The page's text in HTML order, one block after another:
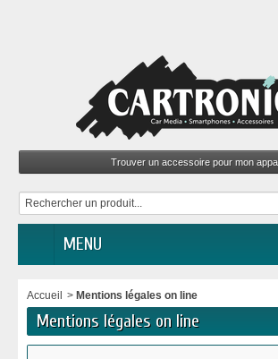
MENU
Accueil > Mentions légales on line
Mentions légales on line